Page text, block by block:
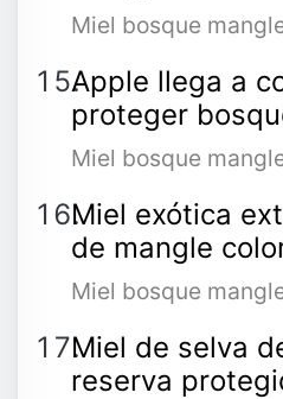
Miel bosque
Apple llega a
proteger
Miel bosque
Miel exótica
de mangle
Miel bosque
Miel de selva
reserva